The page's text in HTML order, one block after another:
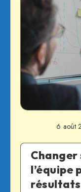
6 août
Changer
l’équipe
résultats